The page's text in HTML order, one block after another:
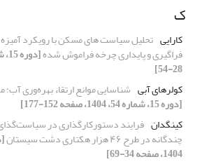
ک
کارایی تحلیل سیاست های مسکن با رویکرد
فراگیری و پایداری چرخه فراموش شده
28-54]
کولرهای آبی شناسایی موانع ارتقاء بهره‌وری
[دوره 15، شماره 54، 1404، صفحه 152-177]
کینگدان فرایند دستورکارگذاری در
چندگانه در طرح ۴۶ هزار هکتاری دشت سیستان
1404، صفحه 34-69]